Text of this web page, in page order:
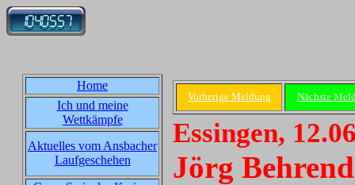
Home
Ich und meine
Wettkämpfe
Aktuelles vom Ansbacher
Laufgeschehen
Vorherige Meldung Nächste
Essingen,
Jörg